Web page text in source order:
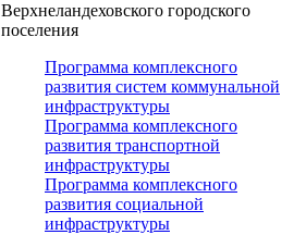
Верхнеландеховского городского
поселения
Программа комплексного
развития систем коммунальной
инфраструктуры
Программа комплексного
развития транспортной
инфраструктуры
Программа комплексного
развития социальной
инфраструктуры